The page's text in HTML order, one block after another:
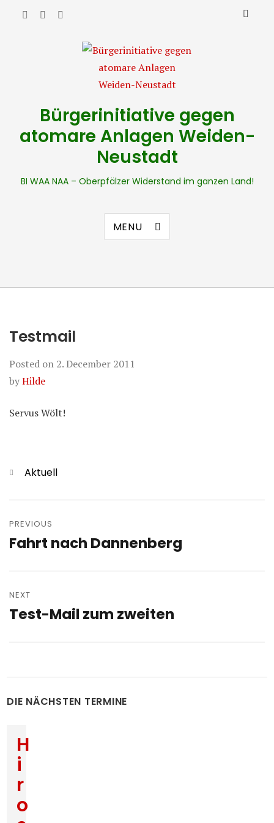
Bürgerinitiative gegen
atomare Anlagen Weiden-
Neustadt
BI WAA NAA – Oberpfälzer Widerstand im ganzen Land!
MENU
Testmail
Posted on 2. December 2011
byHilde
Servus Wölt!
Categories
Aktuell
navigation
PREVIOUS
Previous
Fahrt nach Dannenberg
NEXT
Next
Test-Mail zum zweiten
DIE NÄCHSTEN TERMINE
H
i
r
o